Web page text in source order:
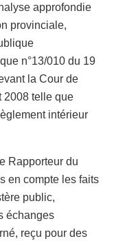
approfondie
provinciale,
n°13/010 du 19
la Cour de
2008 telle que
intérieur
Rapporteur du
en compte les faits
public,
échanges
reçu pour des